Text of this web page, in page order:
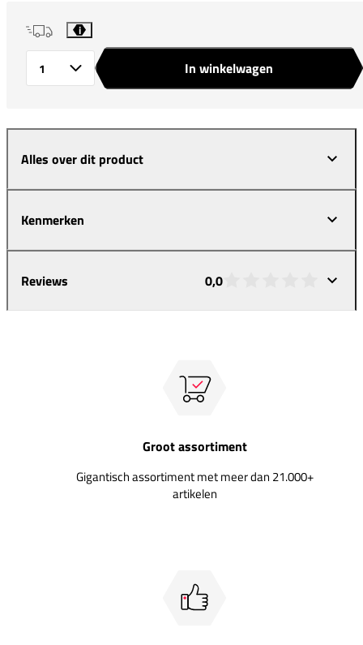
i
In winkelwagen
Alles over dit product
Kenmerken
Reviews 0,0
Groot assortiment
Gigantisch assortiment met meer dan 21.000+
artikelen